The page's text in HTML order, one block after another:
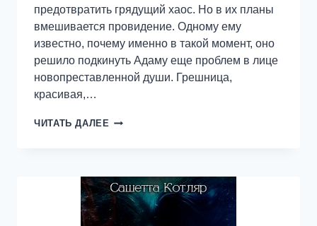
предотвратить грядущий хаос. Но в их планы
вмешивается провидение. Одному ему
известно, почему именно в такой момент, оно
решило подкинуть Адаму еще проблем в лице
новопреставленной души. Грешница,
красивая,…
ЧИТАТЬ ДАЛЕЕ МАРГАРИТА.